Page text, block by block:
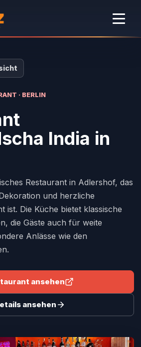
· BERLIN
India in
Restaurant in Adlershof, das
und herzliche
ist. Die Küche bietet klassische
die Gäste auch für weite
Anlässe wie den
ansehen
ansehen